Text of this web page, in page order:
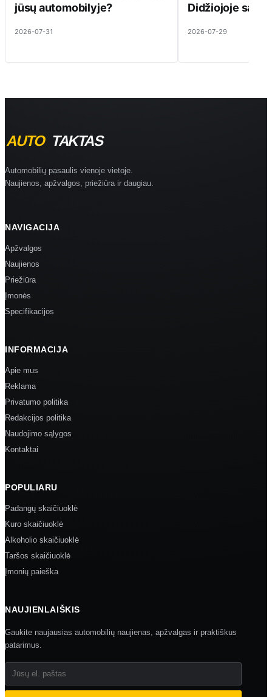
jūsų automobilyje?
2026-07-31
Didžiojoje
2026-07-29
Automobilių pasaulis vienoje vietoje.
Naujienos, apžvalgos, priežiūra ir daugiau.
NAVIGACIJA
Apžvalgos
Naujienos
Priežiūra
Įmonės
Specifikacijos
INFORMACIJA
Apie mus
Reklama
Privatumo politika
Redakcijos politika
Naudojimo sąlygos
Kontaktai
POPULIARU
Padangų skaičiuoklė
Kuro skaičiuoklė
Alkoholio skaičiuoklė
Taršos skaičiuoklė
Įmonių paieška
NAUJIENLAIŠKIS
Gaukite naujausias automobilių naujienas, apžvalgas ir praktiškus
patarimus.
Jūsų el. paštas